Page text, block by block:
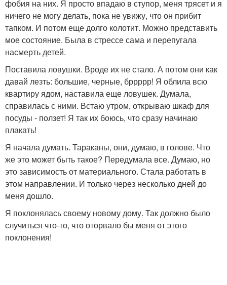
фобия на них. Я просто впадаю в ступор, меня трясет и я
ничего не могу делать, пока не увижу, что он прибит
тапком. И потом еще долго колотит. Можно представить
мое состояние. Была в стрессе сама и перепугала
насмерть детей.
Поставила ловушки. Вроде их не стало. А потом они как
давай лезть: большие, черные, бррррр! Я облила всю
квартиру ядом, наставила еще ловушек. Думала,
справилась с ними. Встаю утром, открываю шкаф для
посуды - ползет! Я так их боюсь, что сразу начинаю
плакать!
Я начала думать. Тараканы, они, думаю, в голове. Что
же это может быть такое? Передумала все. Думаю, но
это зависимость от материального. Стала работать в
этом направлении. И только через несколько дней до
меня дошло.
Я поклонялась своему новому дому. Так должно было
случиться что-то, что оторвало бы меня от этого
поклонения!